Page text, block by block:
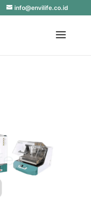
info@envilife.co.id